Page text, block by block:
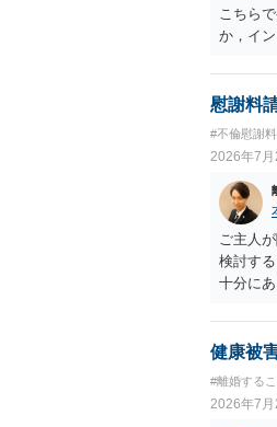
こちら
か，イ
慰謝料
#不倫慰謝料
2026年7月
ご主人
検討す
十分に
健康被
#離婚する
2026年7月